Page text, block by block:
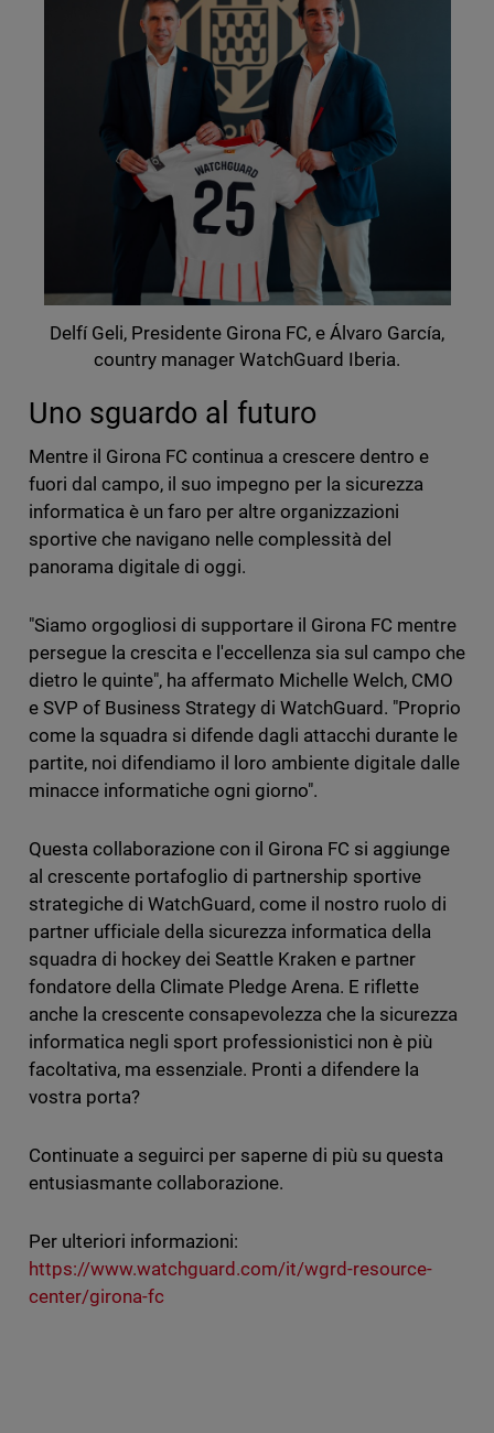
Delfí Geli, Presidente Girona FC, e Álvaro García,
country manager WatchGuard Iberia.
Uno sguardo al futuro
Mentre il Girona FC continua a crescere dentro e
fuori dal campo, il suo impegno per la sicurezza
informatica è un faro per altre organizzazioni
sportive che navigano nelle complessità del
panorama digitale di oggi.
"Siamo orgogliosi di supportare il Girona FC mentre
persegue la crescita e l'eccellenza sia sul campo che
dietro le quinte", ha affermato Michelle Welch, CMO
e SVP of Business Strategy di WatchGuard. "Proprio
come la squadra si difende dagli attacchi durante le
partite, noi difendiamo il loro ambiente digitale dalle
minacce informatiche ogni giorno".
Questa collaborazione con il Girona FC si aggiunge
al crescente portafoglio di partnership sportive
strategiche di WatchGuard, come il nostro ruolo di
partner ufficiale della sicurezza informatica della
squadra di hockey dei Seattle Kraken e partner
fondatore della Climate Pledge Arena. E riflette
anche la crescente consapevolezza che la sicurezza
informatica negli sport professionistici non è più
facoltativa, ma essenziale. Pronti a difendere la
vostra porta?
Continuate a seguirci per saperne di più su questa
entusiasmante collaborazione.
Per ulteriori informazioni:
https://www.watchguard.com/it/wgrd-resource-
center/girona-fc